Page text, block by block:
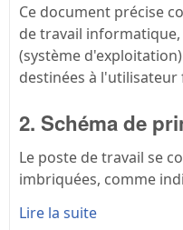
Ce document précise
de travail informatique,
(système
destinées à l'utilisateur
2. Schéma de
Le poste de travail se
imbriquées, comme
Lire la suite